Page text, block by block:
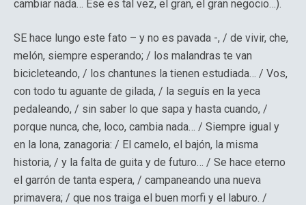
cambiar nada… Ese es tal vez, el gran, el gran negocio…).
SE hace lungo este fato – y no es pavada -, / de vivir, che,
melón, siempre esperando; / los malandras te van
bicicleteando, / los chantunes la tienen estudiada… / Vos,
con todo tu aguante de gilada, / la seguís en la yeca
pedaleando, / sin saber lo que sapa y hasta cuando, /
porque nunca, che, loco, cambia nada… / Siempre igual y
en la lona, zanagoria: / El camelo, el bajón, la misma
historia, / y la falta de guita y de futuro… / Se hace eterno
el garrón de tanta espera, / campaneando una nueva
primavera; / que nos traiga el buen morfi y el laburo. /